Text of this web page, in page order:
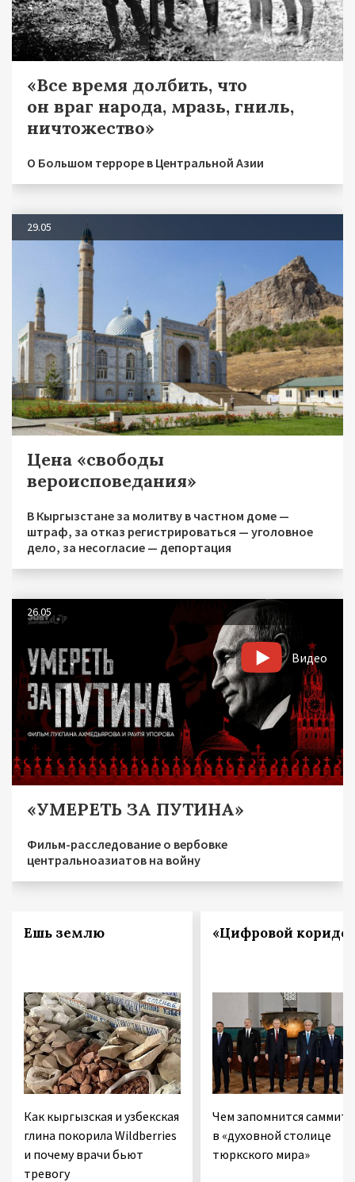
«Все время долбить, что
он враг народа, мразь, гниль,
ничтожество»
О Большом терроре в Центральной Азии
29.05
Цена «свободы
вероисповедания»
В Кыргызстане за молитву в частном доме —
штраф, за отказ регистрироваться — уголовное
дело, за несогласие — депортация
26.05
Видео
«УМЕРЕТЬ ЗА ПУТИНА»
Фильм-расследование о вербовке
центральноазиатов на войну
Ешь землю
Как кыргызская и узбекская
глина покорила Wildberries
и почему врачи бьют
тревогу
«Цифровой
Чем запомнится саммит
в «духовной столице
тюркского мира»